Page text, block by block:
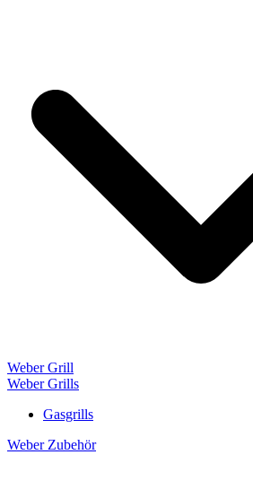
Weber Grill
Weber Grills
Gasgrills
Weber Zubehör